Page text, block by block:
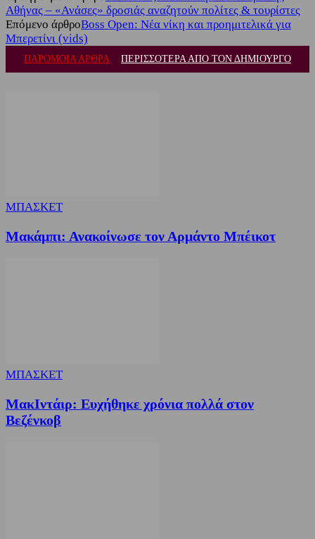
Αθήνας – «Ανάσες» δροσιάς αναζητούν πολίτες & τουρίστες
Επόμενο άρθροBoss Open: Νέα νίκη και προημιτελικά για
Μπερετίνι (vids)
ΠΑΡΟΜΟΙΑ ΑΡΘΡΑ ΠΕΡΙΣΣΟΤΕΡΑ ΑΠΟ ΤΟΝ ΔΗΜΙΟΥΡΓΟ
ΜΠΑΣΚΕΤ
Μακάμπι: Ανακοίνωσε τον Αρμάντο Μπέικοτ
ΜΠΑΣΚΕΤ
ΜακΙντάιρ: Ευχήθηκε χρόνια πολλά στον
Βεζένκοβ